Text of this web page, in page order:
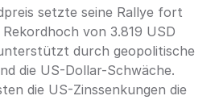
setzte seine Rallye fort
von 3.819 USD
durch geopolitische
die US-Dollar-Schwäche.
die US-Zinssenkungen die